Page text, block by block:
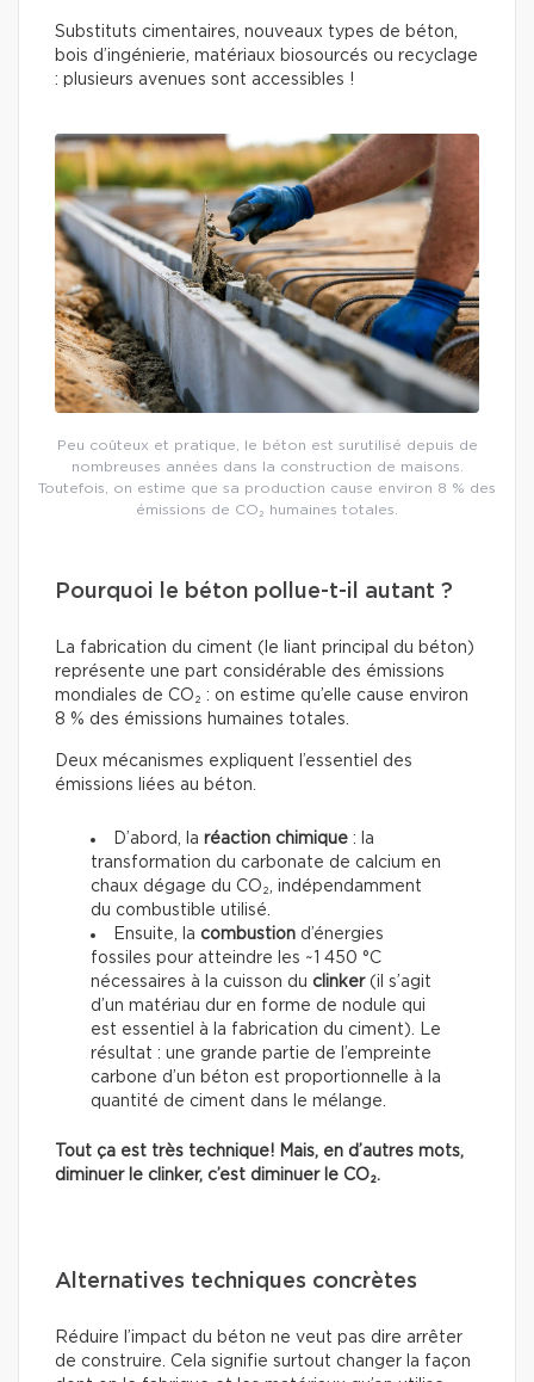
Substituts cimentaires, nouveaux types de béton,
bois d’ingénierie, matériaux biosourcés ou recyclage
: plusieurs avenues sont accessibles !
Peu coûteux et pratique, le béton est surutilisé depuis de
nombreuses années dans la construction de maisons.
Toutefois, on estime que sa production cause environ 8 % des
émissions de CO₂ humaines totales.
Pourquoi le béton pollue-t-il autant ?
La fabrication du ciment (le liant principal du béton)
représente une part considérable des émissions
mondiales de CO₂ : on estime qu’elle cause environ
8 % des émissions humaines totales.
Deux mécanismes expliquent l’essentiel des
émissions liées au béton.
D’abord, la réaction chimique : la
transformation du carbonate de calcium en
chaux dégage du CO₂, indépendamment
du combustible utilisé.
Ensuite, la combustion d’énergies
fossiles pour atteindre les ~1 450 °C
nécessaires à la cuisson du clinker(il s’agit
d’un matériau dur en forme de nodule qui
est essentiel à la fabrication du ciment). Le
résultat : une grande partie de l’empreinte
carbone d’un béton est proportionnelle à la
quantité de ciment dans le mélange.
Tout ça est très technique! Mais, en d’autres mots,
diminuer le clinker, c’est diminuer le CO₂.
Alternatives techniques concrètes
Réduire l’impact du béton ne veut pas dire arrêter
de construire. Cela signifie surtout changer la façon